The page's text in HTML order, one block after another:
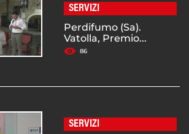
SERVIZI
Perdifumo (Sa).
Vatolla, Premio...
86
SERVIZI